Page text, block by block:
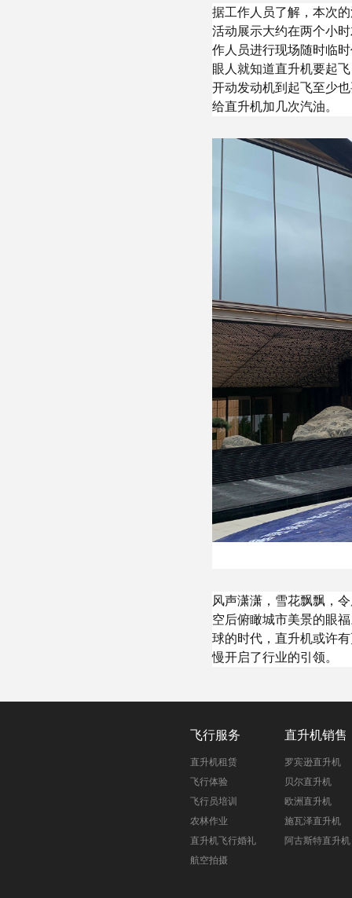
据工作人员了解，本次
活动展示大约在两个小
作人员进行现场随时临
眼人就知道直升机要起
开动发动机到起飞至少
给直升机加几次汽油。
风声潇潇，雪花飘飘，
空后俯瞰城市美景的眼
球的时代，直升机或许
慢开启了行业的引领。
飞行服务
直升机租赁
飞行体验
飞行员培训
农林作业
直升机飞行婚礼
航空拍摄
直升机销售
罗宾逊直升机
贝尔直升机
欧洲直升机
施瓦泽直升机
阿古斯特直升机